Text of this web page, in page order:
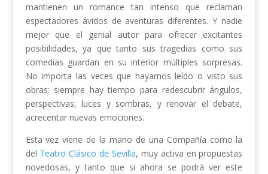
mantienen un romance tan intenso que reclaman
espectadores ávidos de aventuras diferentes. Y nadie
mejor que el genial autor para ofrecer excitantes
posibilidades, ya que tanto sus tragedias como sus
comedias guardan en su interior múltiples sorpresas.
No importa las veces que hayamos leído o visto sus
obras: siempre hay tiempo para redescubrir ángulos,
perspectivas, luces y sombras, y renovar el debate,
acrecentar nuevas emociones.
Esta vez viene de la mano de una Compañía como la
del Teatro Clásico de Sevilla, muy activa en propuestas
novedosas, y tanto que si ahora se podrá ver este